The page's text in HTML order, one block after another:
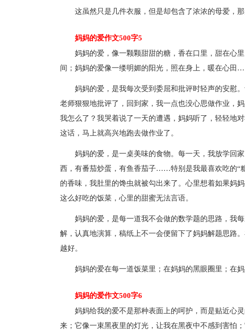
这虽然只是几件衣服，但是却包含了浓浓的母爱，那
妈妈的爱作文500字5
妈妈的爱，像一颗颗甜甜的糖，香在口里，甜在心里
间；妈妈的爱像一缕明媚的阳光，照在身上，暖在心田
妈妈的爱，是我每次受到委屈和批评时轻声的安慰。
老师狠狠地批评了，回到家，我一点也没心思做作业，
我怎么了？我哭着说了一天的遭遇，妈妈听了，轻轻地
这话，马上就高兴地跑去做作业了。
妈妈的爱，是一桌美味的食物。每一天，我放学回家
西，有番茄炒蛋，有鱼香茄子……特别是我最喜欢吃的“
的香味，我肚里的馋虫就被勾出来了。心里想着如果妈
这么好吃的饭菜，心里的甜蜜无法言语。
妈妈的爱，是每一道我不会做的数学题的思路，我每
解，认真地演算，稿纸上不一会便留下了妈妈解题思路
越好。
妈妈的爱在每一道饭菜里；在妈妈的黑眼圈里；在
妈妈的爱作文500字6
妈妈给我的爱不是那种表面上的呵护，而是贴近心灵
来；它像一束黑夜里的灯光，让我在黑夜中不感到害怕